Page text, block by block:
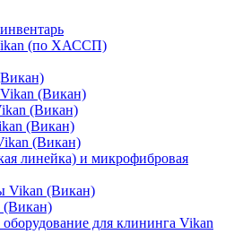
(по ХАССП)
Vikan (Викан)
(Викан)
(Викан)
(Викан)
линейка) и микрофибровая
Vikan (Викан)
(Викан)
для клининга Vikan